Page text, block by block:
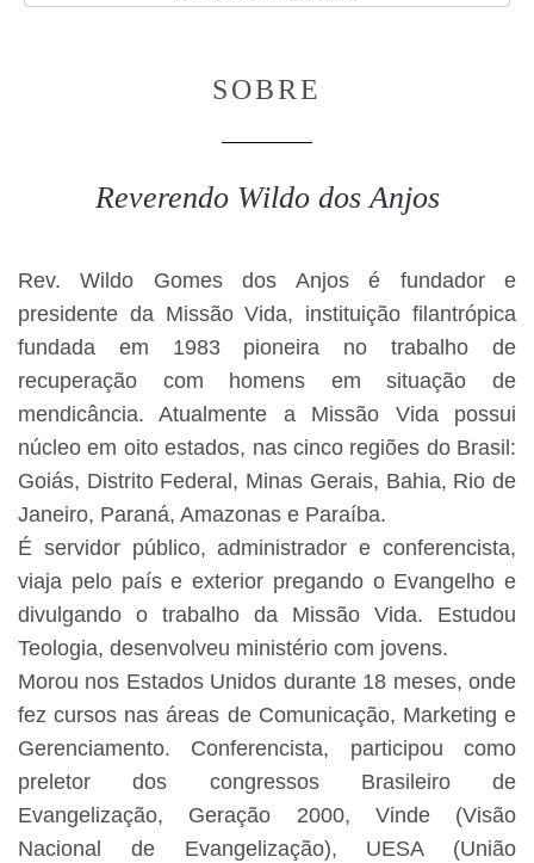
SOBRE
Reverendo Wildo dos Anjos
Rev. Wildo Gomes dos Anjos é fundador e
presidente da Missão Vida, instituição filantrópica
fundada em 1983 pioneira no trabalho de
recuperação com homens em situação de
mendicância. Atualmente a Missão Vida possui
núcleo em oito estados, nas cinco regiões do Brasil:
Goiás, Distrito Federal, Minas Gerais, Bahia, Rio de
Janeiro, Paraná, Amazonas e Paraíba.
É servidor público, administrador e conferencista,
viaja pelo país e exterior pregando o Evangelho e
divulgando o trabalho da Missão Vida. Estudou
Teologia, desenvolveu ministério com jovens.
Morou nos Estados Unidos durante 18 meses, onde
fez cursos nas áreas de Comunicação, Marketing e
Gerenciamento. Conferencista, participou como
preletor dos congressos Brasileiro de
Evangelização, Geração 2000, Vinde (Visão
Nacional de Evangelização), UESA (União